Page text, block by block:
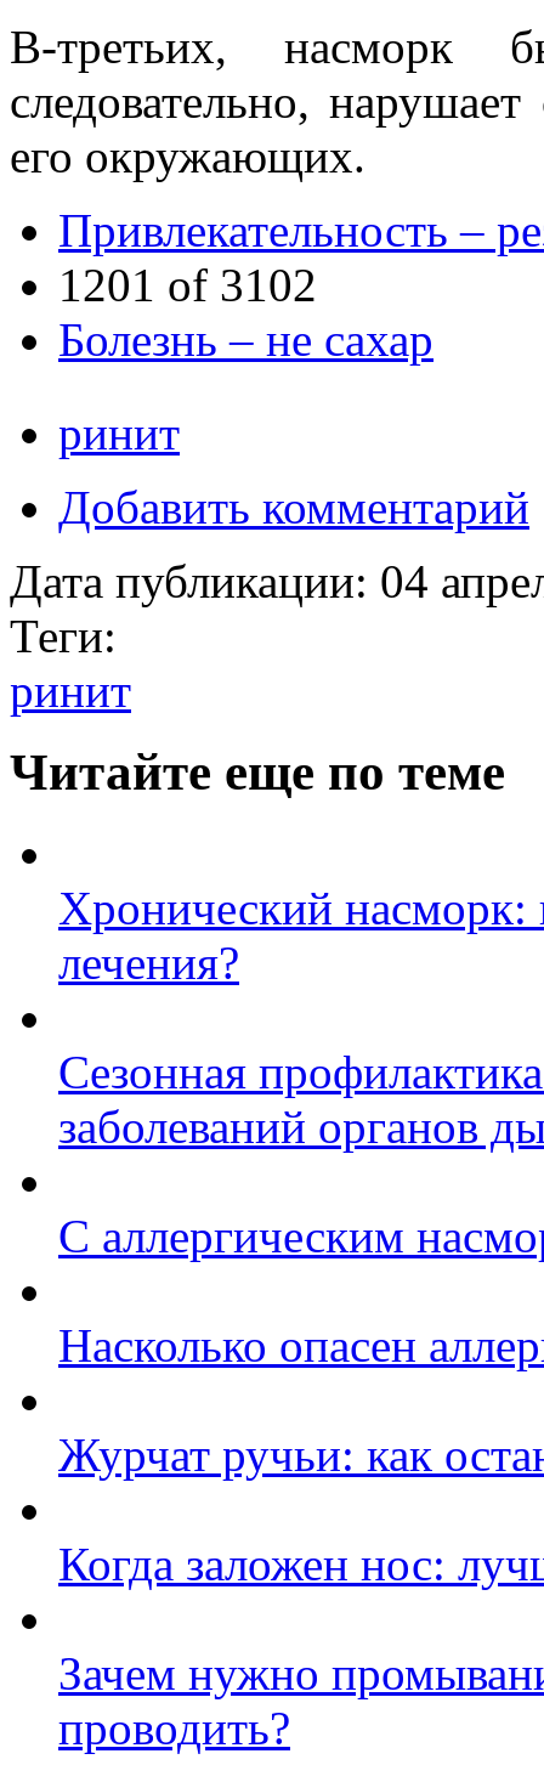
В-третьих, насморк
следовательно,
его окружающих.
Привлекательность –
1201 of 3102
Болезнь – не сахар
ринит
Добавить комментарий
Дата публикации: 04
Теги:
ринит
Читайте еще по теме
Хронический насморк:
лечения?
Сезонная
заболеваний органов
C аллергическим
Насколько опасен
Журчат ручьи: как
Когда заложен нос:
Зачем нужно
проводить?